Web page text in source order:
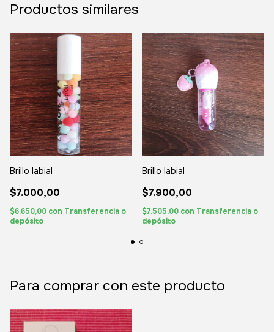
Productos similares
Brillo labial
$7.000,00
$6.650,00 con Transferencia o
depósito
Brillo labial
$7.900,00
$7.505,00 con Transferencia o
depósito
Para comprar con este producto